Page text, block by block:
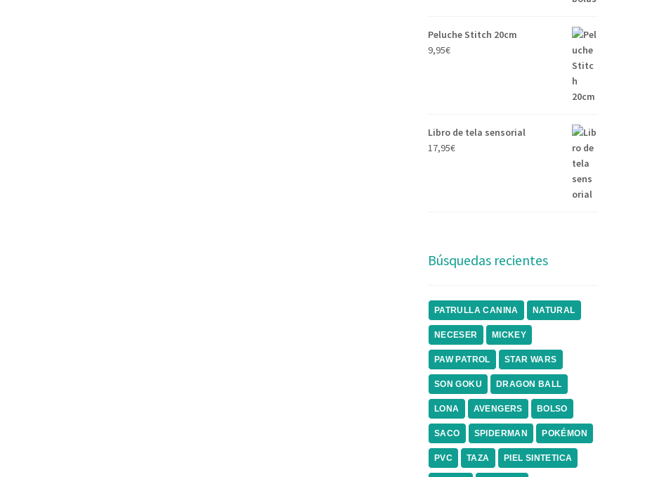
Peluche Stitch 20cm
9,95€
Libro de tela sensorial
17,95€
Búsquedas recientes
PATRULLA CANINA NATURAL
NECESER MICKEY
PAW PATROL STAR WARS
SON GOKU DRAGON BALL
LONA AVENGERS BOLSO
SACO SPIDERMAN POKÉMON
PVC TAZA PIEL SINTETICA